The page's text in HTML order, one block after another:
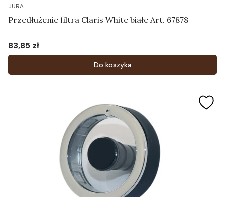
JURA
Przedłużenie filtra Claris White białe Art. 67878
Cena
83,85 zł
Do koszyka